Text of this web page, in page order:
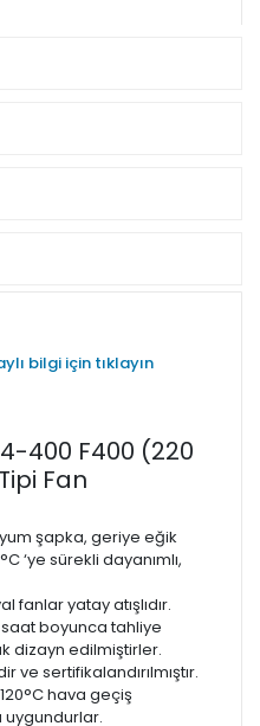
bilgi için tıklayın
400 F400 (220
Fan
şapka, geriye eğik
‘ye sürekli dayanımlı,
fanlar yatay atışlıdır.
saat boyunca tahliye
dizayn edilmiştirler.
ve sertifikalandırılmıştır.
hava geçiş
uygundurlar.